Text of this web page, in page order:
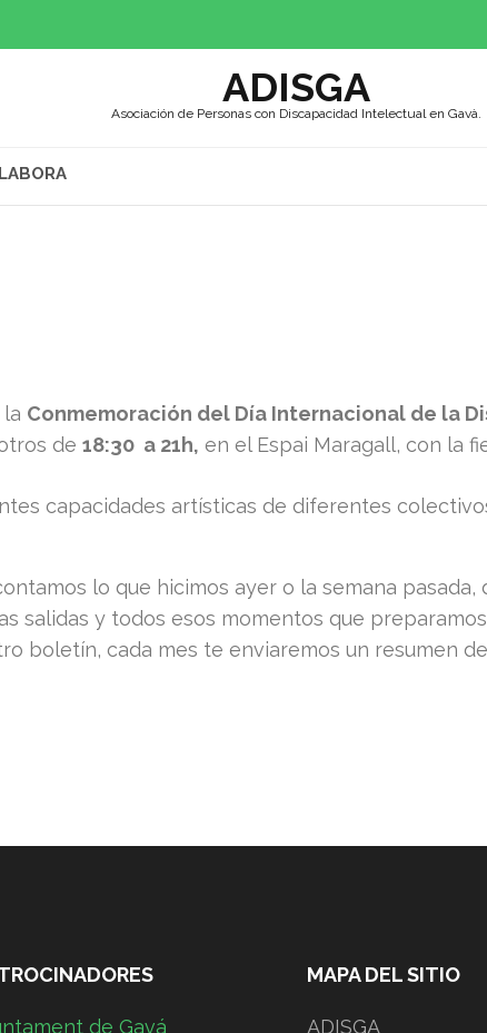
ADISGA
Asociación de Personas con Discapacidad Intelectual en Gavà.
Conmemoración del Día Internacional de la
de 18:30 a 21h, en el Espai Maragall, con la
capacidades artísticas de diferentes
lo que hicimos ayer o la semana
salidas y todos esos momentos que
boletín, cada mes te enviaremos un resumen
de Gavá
MAPA DEL SITIO
ADISGA